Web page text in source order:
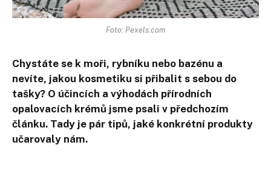
Foto: Pexels.com
Chystáte se k moři, rybníku nebo bazénu a
nevíte, jakou kosmetiku si přibalit s sebou do
tašky? O účincích a výhodách přírodních
opalovacích krémů jsme psali v předchozím
článku. Tady je pár tipů, jaké konkrétní produkty
učarovaly nám.